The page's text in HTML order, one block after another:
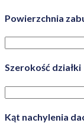
Powierzchnia
Szerokość działki
Kąt nachylenia